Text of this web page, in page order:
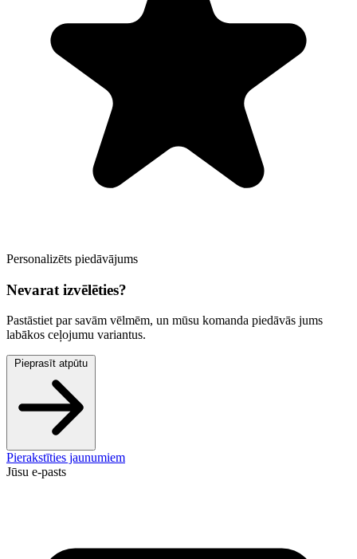
Personalizēts piedāvājums
Nevarat izvēlēties?
Pastāstiet par savām vēlmēm, un mūsu komanda piedāvās jums
labākos ceļojumu variantus.
Pieprasīt atpūtu
Pierakstīties jaunumiem
Jūsu e-pasts